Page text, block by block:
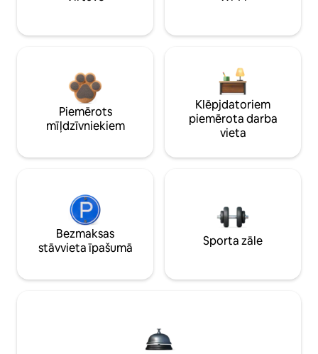
Piemērots
mīļdzīvniekiem
Klēpjdatoriem
piemērota darba
vieta
Bezmaksas
stāvvieta īpašumā
Sporta zāle